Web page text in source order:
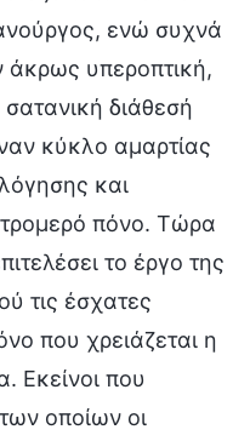
ενώ συχνά
άκρως υπεροπτική,
διάθεσή
κύκλο αμαρτίας
και
πόνο. Τώρα
το έργο της
τις έσχατες
που χρειάζεται η
Εκείνοι που
οποίων οι